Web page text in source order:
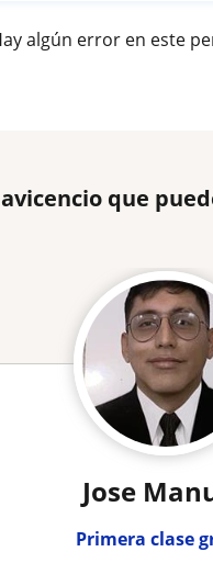
algún error en este
que
Jose
Primera clase